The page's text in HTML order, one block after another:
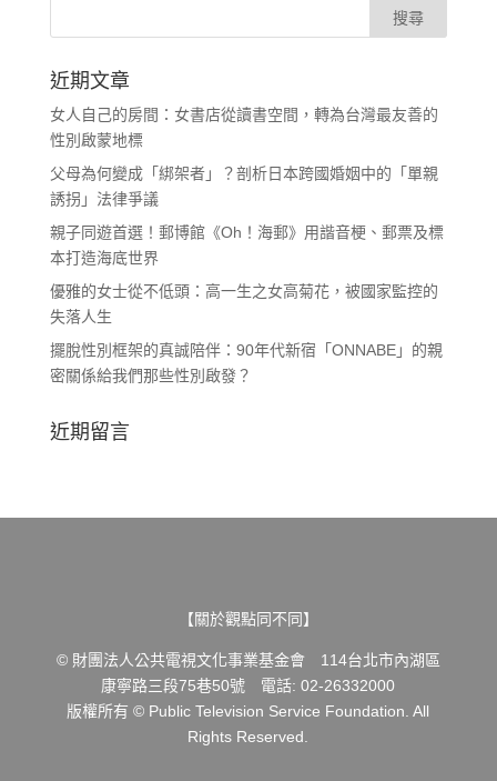
近期文章
女人自己的房間：女書店從讀書空間，轉為台灣最友善的
性別啟蒙地標
父母為何變成「綁架者」？剖析日本跨國婚姻中的「單親
誘拐」法律爭議
親子同遊首選！郵博館《Oh！海郵》用諧音梗、郵票及標
本打造海底世界
優雅的女士從不低頭：高一生之女高菊花，被國家監控的
失落人生
擺脫性別框架的真誠陪伴：90年代新宿「ONNABE」的親
密關係給我們那些性別啟發？
近期留言
【關於觀點同不同】
© 財團法人公共電視文化事業基金會 114台北市內湖區
康寧路三段75巷50號 電話: 02-26332000
版權所有 © Public Television Service Foundation. All
Rights Reserved.